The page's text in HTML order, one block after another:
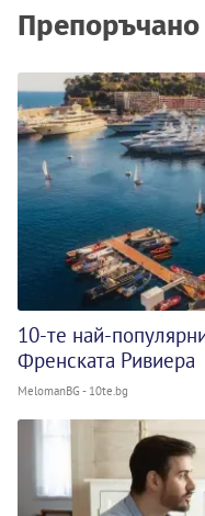
Препоръчано
10-те най-
Френската Ривиера
MelomanBG - 10te.bg